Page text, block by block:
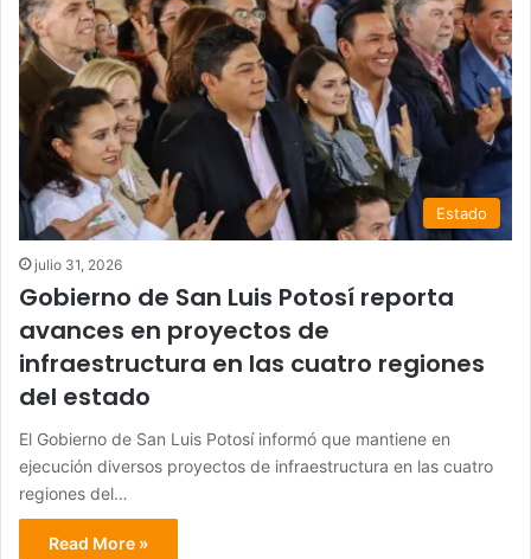
Estado
julio 31, 2026
Gobierno de San Luis Potosí reporta
avances en proyectos de
infraestructura en las cuatro regiones
del estado
El Gobierno de San Luis Potosí informó que mantiene en
ejecución diversos proyectos de infraestructura en las cuatro
regiones del…
Read More »